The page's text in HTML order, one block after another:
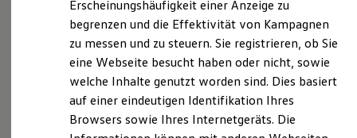
E-Auto-Förderung
Software und Konnektivität
ID. Software Versionen und Updates
Digitale Extras
Schnittstellen zu Ihrem ID.
Marke und Erlebnis
Volkswagen R und R Experience
R-Modelle
Hinweis gemäß § 36 VSBG
Wir werden nicht an alternativen
Streitschlichtungsverfahren im Sinne des § 36 VSBG
teilnehmen. Die Nutzung einer alternativen
Schlichtungsstelle stellt keine zwingende
Voraussetzung für das Anrufen zuständiger
ordentlicher Gerichte dar.
Erscheinungshäufigkeit einer Anzeige zu
begrenzen und die Effektivität von Kampagnen
zu messen und zu steuern. Sie registrieren, ob Sie
eine Webseite besucht haben oder nicht, sowie
welche Inhalte genutzt worden sind. Dies basiert
auf einer eindeutigen Identifikation Ihres
Browsers sowie Ihres Internetgeräts. Die